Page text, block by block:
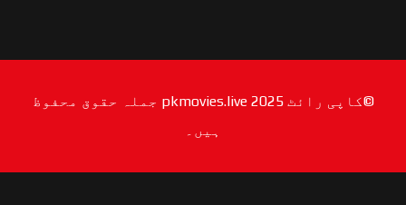
©کاپی رائٹ 2025 pkmovies.live جملہ حقوق محفوظ
ہیں۔